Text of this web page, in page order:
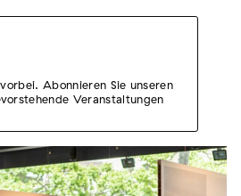
Abonnieren Sie unseren
Veranstaltungen